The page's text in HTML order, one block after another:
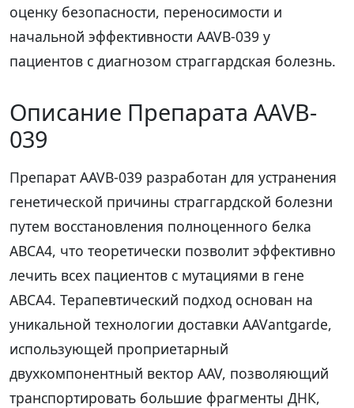
оценку безопасности, переносимости и
начальной эффективности AAVB-039 у
пациентов с диагнозом страггардская болезнь.
Описание Препарата AAVB-
039
Препарат AAVB-039 разработан для устранения
генетической причины страггардской болезни
путем восстановления полноценного белка
ABCA4, что теоретически позволит эффективно
лечить всех пациентов с мутациями в гене
ABCA4. Терапевтический подход основан на
уникальной технологии доставки AAVantgarde,
использующей проприетарный
двухкомпонентный вектор AAV, позволяющий
транспортировать большие фрагменты ДНК,